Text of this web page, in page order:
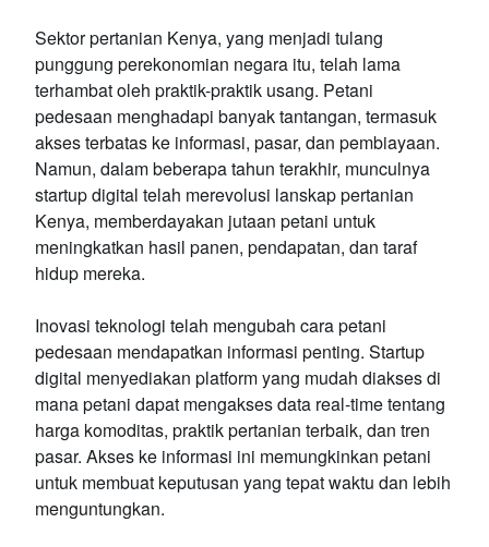
Sektor pertanian Kenya, yang menjadi tulang
punggung perekonomian negara itu, telah lama
terhambat oleh praktik-praktik usang. Petani
pedesaan menghadapi banyak tantangan, termasuk
akses terbatas ke informasi, pasar, dan pembiayaan.
Namun, dalam beberapa tahun terakhir, munculnya
startup digital telah merevolusi lanskap pertanian
Kenya, memberdayakan jutaan petani untuk
meningkatkan hasil panen, pendapatan, dan taraf
hidup mereka.
Inovasi teknologi telah mengubah cara petani
pedesaan mendapatkan informasi penting. Startup
digital menyediakan platform yang mudah diakses di
mana petani dapat mengakses data real-time tentang
harga komoditas, praktik pertanian terbaik, dan tren
pasar. Akses ke informasi ini memungkinkan petani
untuk membuat keputusan yang tepat waktu dan lebih
menguntungkan.